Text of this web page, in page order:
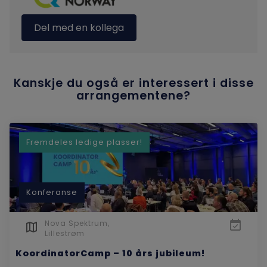
Del med en kollega
Email
Linkedin SMS
Kanskje du også er interessert i disse
arrangementene?
Konferanse
Fremdeles ledige plasser!
Nova Spektrum,
Lillestrøm
KoordinatorCamp – 10 års jubileum!